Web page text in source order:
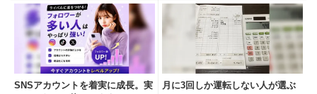
SNSアカウントを着実に成長。実
月に3回しか運転しない人が選ぶ